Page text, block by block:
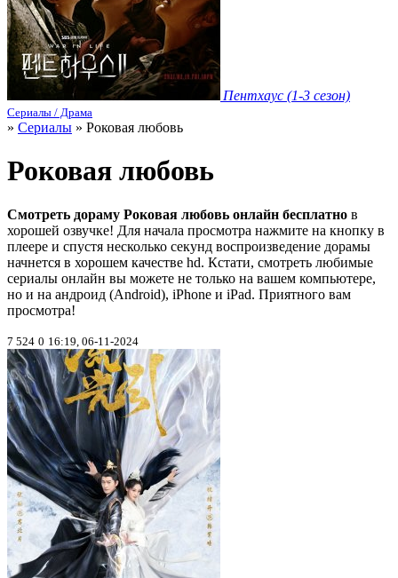
Пентхаус (1-3 сезон)
Сериалы / Драма
» Сериалы » Роковая любовь
Роковая любовь
Смотреть дораму Роковая любовь онлайн бесплатно в
хорошей озвучке! Для начала просмотра нажмите на кнопку в
плеере и спустя несколько секунд воспроизведение дорамы
начнется в хорошем качестве hd. Кстати, смотреть любимые
сериалы онлайн вы можете не только на вашем компьютере,
но и на андроид (Android), iPhone и iPad. Приятного вам
просмотра!
7 524 0 16:19, 06-11-2024